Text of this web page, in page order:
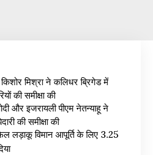
मिश्रा ने कलिधर ब्रिगेड में
की समीक्षा की
और इजरायली पीएम नेतन्याहू ने
की समीक्षा की
लड़ाकू विमान आपूर्ति के लिए 3.25